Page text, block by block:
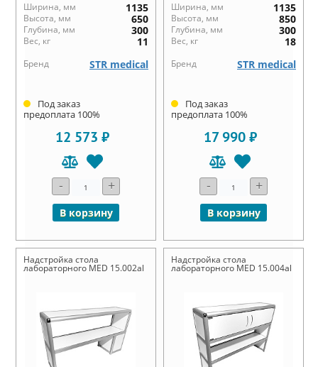
Ширина, мм 1135
Высота, мм 650
Глубина, мм 300
Вес, кг 11
Бренд STR medical
Под заказ
предоплата 100%
12 573 ₽
- +
В корзину
Ширина, мм 1135
Высота, мм 850
Глубина, мм 300
Вес, кг 18
Бренд STR medical
Под заказ
предоплата 100%
17 990 ₽
- +
В корзину
Надстройка стола
лабораторного MED 15.002al
Надстройка стола
лабораторного MED 15.004al